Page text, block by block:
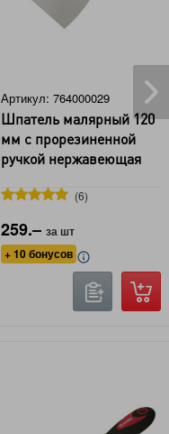
Артикул: 764000029
Шпатель малярный 120
мм с прорезиненной
ручкой нержавеющая
6
259.– за шт
+ 10 бонусов